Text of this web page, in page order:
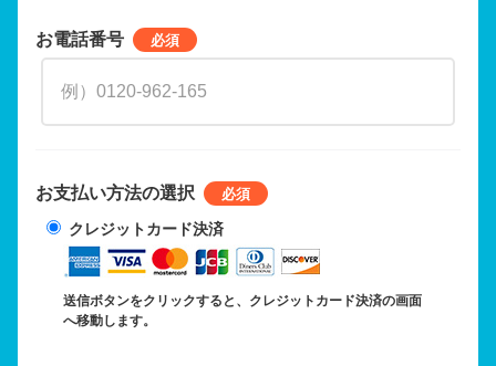
お電話番号
お支払い方法の選択
クレジットカード決済
送信ボタンをクリックすると、クレジットカード決済の画面
へ移動します。